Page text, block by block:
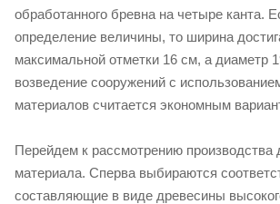
обработанного бревна на четыре канта.
определение величины, то ширина
максимальной отметки 16 см, а диаметр
возведение сооружений с
материалов считается экономным
Перейдем к рассмотрению производства
материала. Сперва выбираются
составляющие в виде древесины